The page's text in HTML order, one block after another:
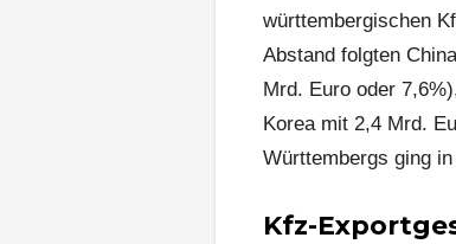
württembergischen
Abstand folgten
Mrd. Euro oder
Korea mit 2,4 Mrd.
Württembergs ging
Kfz-